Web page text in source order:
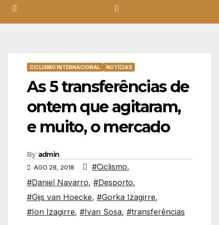
CICLISMO INTERNACIONAL NOTÍCIAS
As 5 transferências de
ontem que agitaram,
e muito, o mercado
By admin
AGO 28, 2018 #Ciclismo,
#Daniel Navarro, #Desporto,
#Gijs van Hoecke, #Gorka Izagirre,
#Ion Izagirre, #Ivan Sosa, #transferências